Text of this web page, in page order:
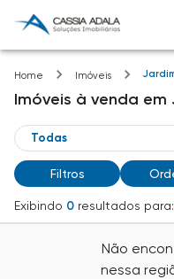
Home Imóveis
Imóveis à venda em
Filtros
Exibindo 0 resultados para:
Não
nessa